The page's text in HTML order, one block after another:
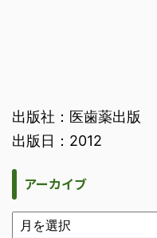
出版社：医歯薬出版
出版日：2012
アーカイブ